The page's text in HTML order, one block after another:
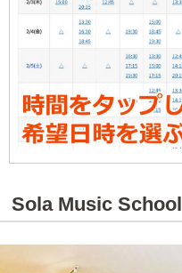
Sola Music School